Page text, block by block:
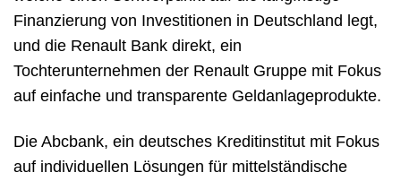
Finanzierung von Investitionen in Deutschland legt,
und die Renault Bank direkt, ein
Tochterunternehmen der Renault Gruppe mit Fokus
auf einfache und transparente Geldanlageprodukte.
Die Abcbank, ein deutsches Kreditinstitut mit Fokus
auf individuellen Lösungen für mittelständische